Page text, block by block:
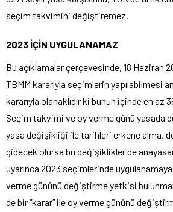
seçim takvimini değiştiremez.
2023 İÇİN UYGULANAMAZ
Bu açıklamalar çerçevesinde, 18 Haziran
TBMM kararıyla seçimlerin yapılabilmesi
kararıyla olanaklıdır ki bunun içinde en az
Seçim takvimi ve oy verme günü yasada
yasa değişikliği ile tarihleri erkene alma,
gidecek olursa bu değişiklikler de
uyarınca 2023 seçimlerinde
verme gününü değiştirme yetkisi
de bir “karar” ile oy verme gününü